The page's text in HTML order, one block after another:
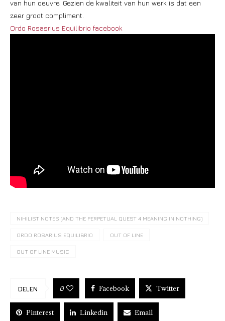
van hun oeuvre. Gezien de kwaliteit van hun werk is dat een
zeer groot compliment.
Ordo Rosasrius Equilibrio facebook
NIHILIST NOTES (AND THE PERPETUAL QUEST 4 MEANING IN NOTHING)
ORDO ROSARIUS EQUILIBRIO OUT OF LINE
OUT OF LINE MUSIC
DELEN 0 Facebook Twitter
Pinterest Linkedin Email